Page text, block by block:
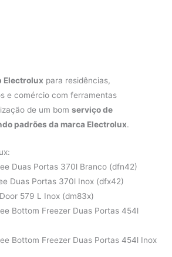
Electrolux para residências,
e comércio com ferramentas
de um bomserviço de
padrões da marca Electrolux.
Duas Portas 370l Branco (dfn42)
Duas Portas 370l Inox (dfx42)
579 L Inox (dm83x)
Bottom Freezer Duas Portas 454l
Bottom Freezer Duas Portas 454l Inox